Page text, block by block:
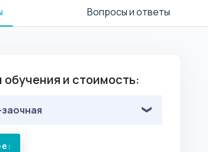
Вопросы и ответы
и стоимость: